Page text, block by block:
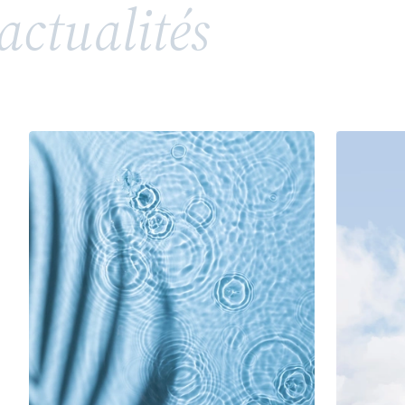
répandue, soulève toutefois des enjeux juridiques
complexes en matière de propriété intellectuelle
même famille, l’utilisation d’un patronyme comme
marque nécessite une vigilance particulière.